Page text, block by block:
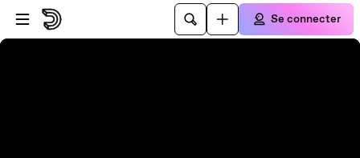
Passer au player
Passer au contenu principal
Se connecter